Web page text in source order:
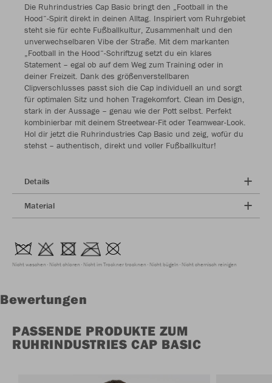
Die Ruhrindustries Cap Basic bringt den „Football in the
Hood“-Spirit direkt in deinen Alltag. Inspiriert vom Ruhrgebiet
steht sie für echte Fußballkultur, Zusammenhalt und den
unverwechselbaren Vibe der Straße. Mit dem markanten
„Football in the Hood“-Schriftzug setzt du ein klares
Statement – egal ob auf dem Weg zum Training oder in
deiner Freizeit. Dank des größenverstellbaren
Clipverschlusses passt sich die Cap individuell an und sorgt
für optimalen Sitz und hohen Tragekomfort. Clean im Design,
stark in der Aussage – genau wie der Pott selbst. Perfekt
kombinierbar mit deinem Streetwear-Fit oder Teamwear-Look.
Hol dir jetzt die Ruhrindustries Cap Basic und zeig, wofür du
stehst – authentisch, direkt und voller Fußballkultur!
Details
Material
Nicht waschen Nicht chloren Nicht im Trockner trocknen Nicht bügeln Nicht chemisch reinigen
Bewertungen
PASSENDE PRODUKTE ZUM
RUHRINDUSTRIES CAP BASIC